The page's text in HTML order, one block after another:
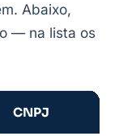
Abaixo,
— na lista os
CNPJ